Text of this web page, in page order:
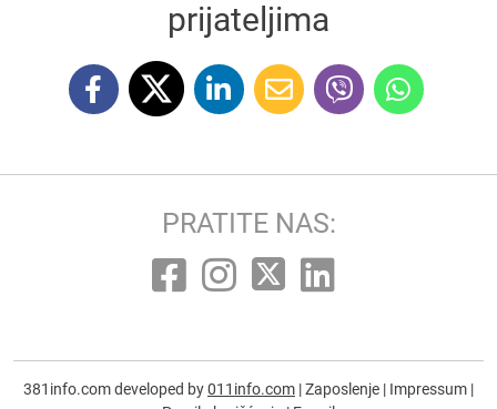
prijateljima
PRATITE NAS:
381info.com developed by011info.com |Zaposlenje | Impressum |